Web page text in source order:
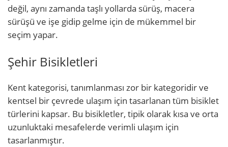
değil, aynı zamanda taşlı yollarda sürüş, macera
sürüşü ve işe gidip gelme için de mükemmel bir
seçim yapar.
Şehir Bisikletleri
Kent kategorisi, tanımlanması zor bir kategoridir ve
kentsel bir çevrede ulaşım için tasarlanan tüm bisiklet
türlerini kapsar. Bu bisikletler, tipik olarak kısa ve orta
uzunluktaki mesafelerde verimli ulaşım için
tasarlanmıştır.